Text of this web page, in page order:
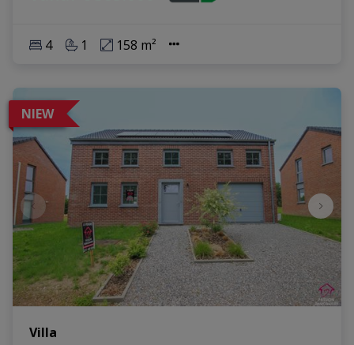
4 1 158 m²
NIEW
Villa